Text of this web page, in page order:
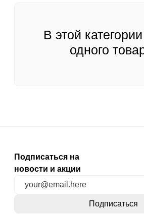
В этой
одного
Подписаться на
новости и акции